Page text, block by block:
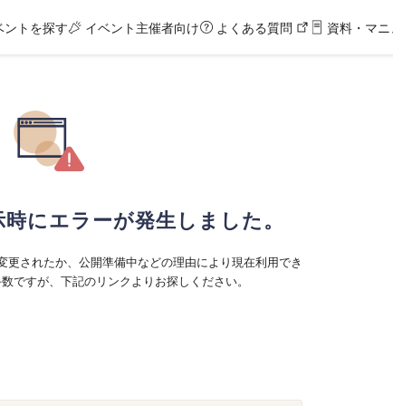
ントを探す イベント主催者向け よくある質問 資料・マ
にエラーが発生しました。
更されたか、公開準備中などの理由により現在利用でき
ですが、下記のリンクよりお探しください。